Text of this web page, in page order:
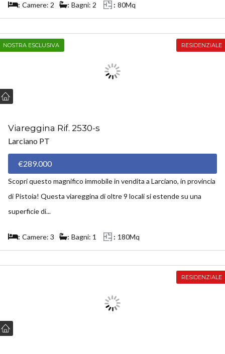
Camere: 2 Bagni: 2 80Mq
NOSTRA ESCLUSIVA RESIDENZIALE
Viareggina Rif. 2530-s
Larciano PT
€289.000
Scopri questo magnifico immobile in vendita a Larciano, in provincia
di Pistoia! Questa viareggina di oltre 9 locali si estende su una
superficie di...
Camere: 3 Bagni: 1 180Mq
RESIDENZIALE